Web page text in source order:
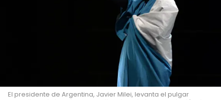
El presidente de Argentina, Javier Milei, levanta el pulgar